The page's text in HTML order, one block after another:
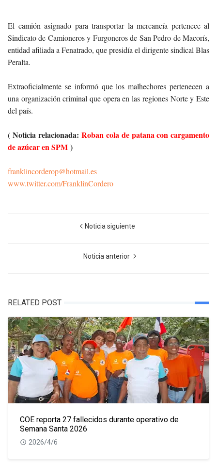
El camión asignado para transportar la mercancía pertenece al
Sindicato de Camioneros y Furgoneros de San Pedro de Macorís,
entidad afiliada a Fenatrado, que presidía el dirigente sindical Blas
Peralta.
Extraoficialmente se informó que los malhechores pertenecen a
una organización criminal que opera en las regiones Norte y Este
del país.
( Noticia relacionada:Roban cola de patana con cargamento
de azúcar en SPM )
franklincorderop@hotmail.es
www.twitter.com/FranklinCordero
Noticia siguiente
Noticia anterior
RELATED POST
COE reporta 27 fallecidos durante operativo de
Semana Santa 2026
2026/4/6